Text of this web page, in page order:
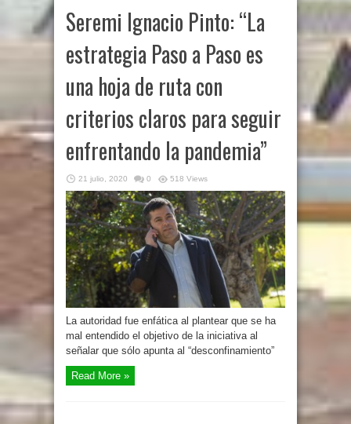
Seremi Ignacio Pinto: “La
estrategia Paso a Paso es
una hoja de ruta con
criterios claros para seguir
enfrentando la pandemia”
21 julio, 2020 0 518 Views
La autoridad fue enfática al plantear que se ha
mal entendido el objetivo de la iniciativa al
señalar que sólo apunta al “desconfinamiento”
Read More »